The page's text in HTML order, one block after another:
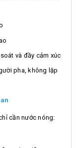
và đầy cảm xúc
pha, không lặp
cần nước nóng: